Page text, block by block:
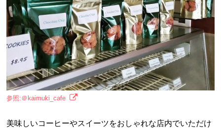
参照:＠kaimuki_cafe
美味しいコーヒーやスイーツをおしゃれな店内でいただけ